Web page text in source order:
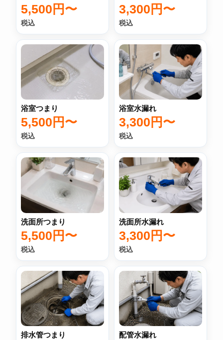
5,500円〜
税込
3,300円〜
税込
浴室つまり
5,500円〜
税込
浴室水漏れ
3,300円〜
税込
洗面所つまり
5,500円〜
税込
洗面所水漏れ
3,300円〜
税込
排水管つまり 配管水漏れ